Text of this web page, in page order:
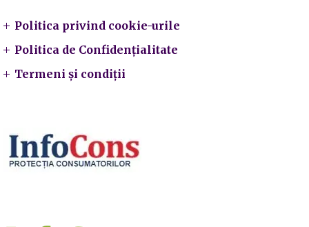
Politica privind cookie-urile
Politica de Confidențialitate
Termeni și condiții